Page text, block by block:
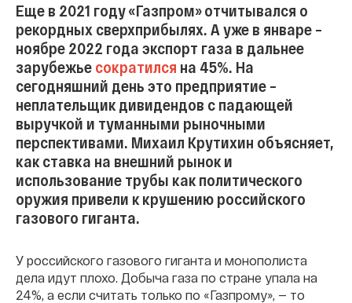
Еще в 2021 году «Газпром» отчитывался о
рекордных сверхприбылях. А уже в январе –
ноябре 2022 года экспорт газа в дальнее
зарубежье сократился на 45%. На
сегодняшний день это предприятие –
неплательщик дивидендов с падающей
выручкой и туманными рыночными
перспективами. Михаил Крутихин объясняет,
как ставка на внешний рынок и
использование трубы как политического
оружия привели к крушению российского
газового гиганта.
У российского газового гиганта и монополиста
дела идут плохо. Добыча газа по стране упала на
24%, а если считать только по «Газпрому», — то